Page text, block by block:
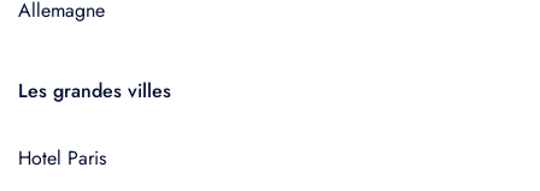
Allemagne
Les grandes villes
Hotel Paris